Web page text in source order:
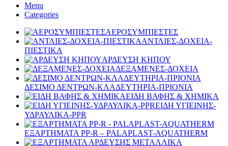
Menu
Categories
ΑΕΡΟΣΥΜΠΙΕΣΤΕΣ
ΑΝΤΛΙΕΣ-ΔΟΧΕΙΑ-
ΠΙΕΣΤΙΚΑ
ΑΡΔΕΥΣΗ ΚΗΠΟΥ
ΔΕΞΑΜΕΝΕΣ-ΔΟΧΕΙΑ
ΔΕΣΙΜΟ ΔΕΝΤΡΩΝ-ΚΛΑΔΕΥΤΗΡΙΑ-ΠΡΙΟΝΙΑ
ΕΙΔΗ ΒΑΦΗΣ & ΧΗΜΙΚΑ
ΕΙΔΗ ΥΓΙΕΙΝΗΣ-
ΥΔΡΑΥΛΙΚΑ-PPR
ΕΞΑΡΤΗΜΑΤΑ PP-R – PALAPLAST-AQUATHERM